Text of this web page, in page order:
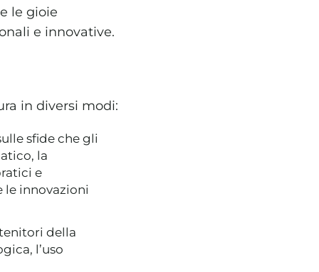
le gioie
e innovative.
in diversi modi:
sfide che gli
la
e
le innovazioni
della
l’uso